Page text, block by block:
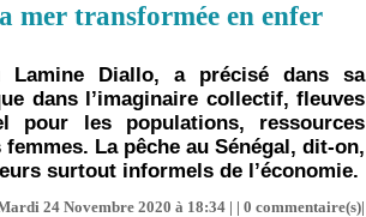
mer transformée en enfer
Lamine Diallo, a précisé dans sa
dans l’imaginaire collectif, fleuves
pour les populations, ressources
La pêche au Sénégal, dit-on,
surtout informels de l’économie.
24 Novembre 2020 à 18:34 | | 0 commentaire(s)|